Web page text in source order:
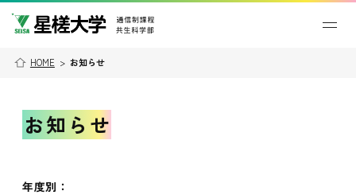
HOME > お知らせ
お知らせ
年度別 ：